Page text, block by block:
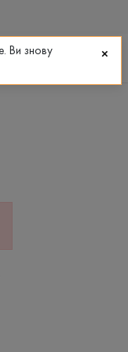
Ви знову